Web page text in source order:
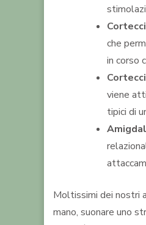
che
in corso
viene
tipici di
Moltissimi dei nostri
mano, suonare uno